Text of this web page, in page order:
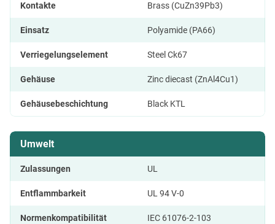
Kontakte Brass (CuZn39Pb3)
Einsatz Polyamide (PA66)
Verriegelungselement Steel Ck67
Gehäuse Zinc diecast (ZnAl4Cu1)
Gehäusebeschichtung Black KTL
Umwelt
Zulassungen UL
Entflammbarkeit UL 94 V-0
Normenkompatibilität IEC 61076-2-103